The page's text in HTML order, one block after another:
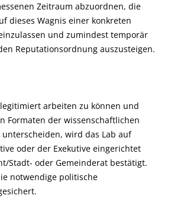
Zeitraum abzuordnen, die
dieses Wagnis einer konkreten
und zumindest temporär
Reputationsordnung auszusteigen.
arbeiten zu können und
Formaten der wissenschaftlichen
wird das Lab auf
oder der Exekutive eingerichtet
Stadt- oder Gemeinderat bestätigt.
notwendige politische